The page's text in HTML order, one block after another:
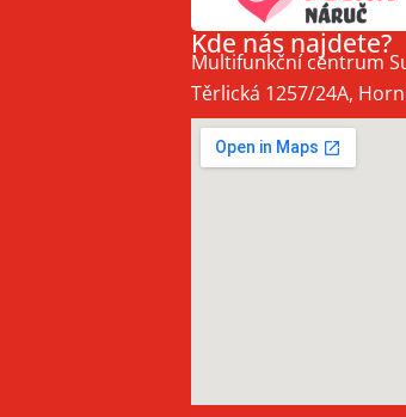
Kde nás najdete?
Multifunkční centrum
Těrlická 1257/24A,